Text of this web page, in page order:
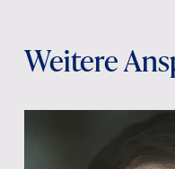
Weitere